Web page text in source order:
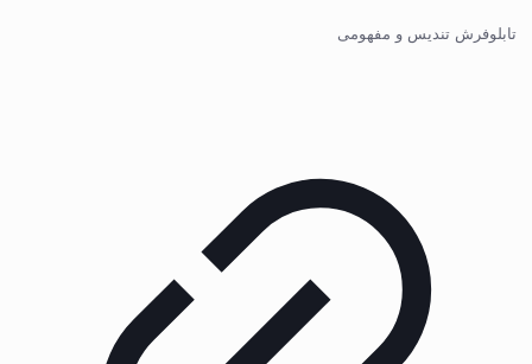
تابلوفرش تندیس و مفهومی